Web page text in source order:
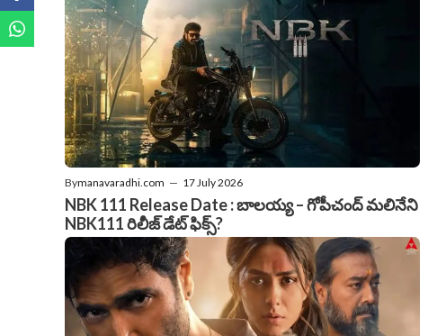
Bymanavaradhi.com — 17 July 2026
NBK 111 Release Date : బాలయ్య – గోపీచంద్ మలినేని
NBK111 రిలీజ్ డేట్ ఫిక్స్?